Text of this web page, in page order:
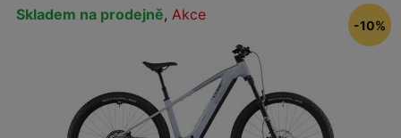
Skladem na prodejně, Akce
-10%